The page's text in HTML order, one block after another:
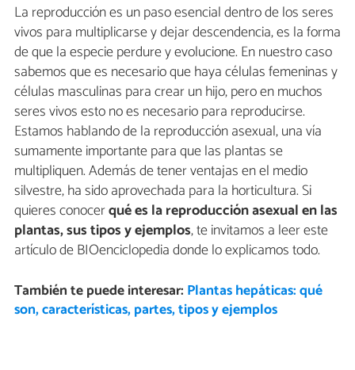
La reproducción es un paso esencial dentro de los seres
vivos para multiplicarse y dejar descendencia, es la forma
de que la especie perdure y evolucione. En nuestro caso
sabemos que es necesario que haya células femeninas y
células masculinas para crear un hijo, pero en muchos
seres vivos esto no es necesario para reproducirse.
Estamos hablando de la reproducción asexual, una vía
sumamente importante para que las plantas se
multipliquen. Además de tener ventajas en el medio
silvestre, ha sido aprovechada para la horticultura. Si
quieres conocerqué es la reproducción asexual en las
plantas, sus tipos y ejemplos, te invitamos a leer este
artículo de BIOenciclopedia donde lo explicamos todo.
También te puede interesar: Plantas hepáticas: qué
son, características, partes, tipos y ejemplos